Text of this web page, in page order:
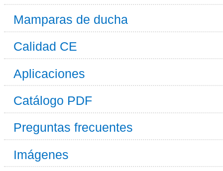
Mamparas de ducha
Calidad CE
Aplicaciones
Catálogo PDF
Preguntas frecuentes
Imágenes